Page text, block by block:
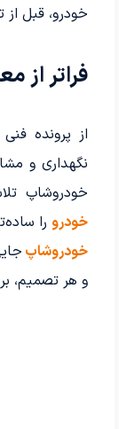
خودرو، قبل
فراتر از
از پرونده
نگهداری و
خودروشاپ
خودرو را
خودروشاپ
و هر تصمیم،